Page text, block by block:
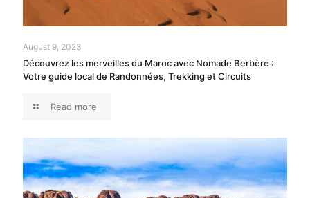
August 9, 2023
Découvrez les merveilles du Maroc avec Nomade Berbère :
Votre guide local de Randonnées, Trekking et Circuits
Read more